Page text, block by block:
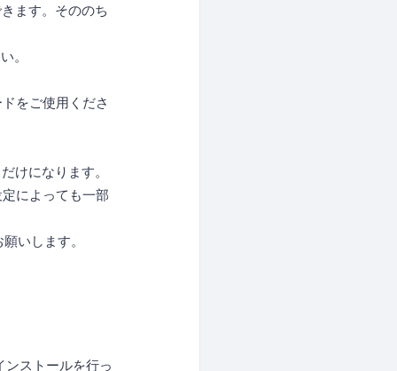
ます。そののち
。
をご使用くださ
けになります。
によっても一部
いします。
ストールを行っ